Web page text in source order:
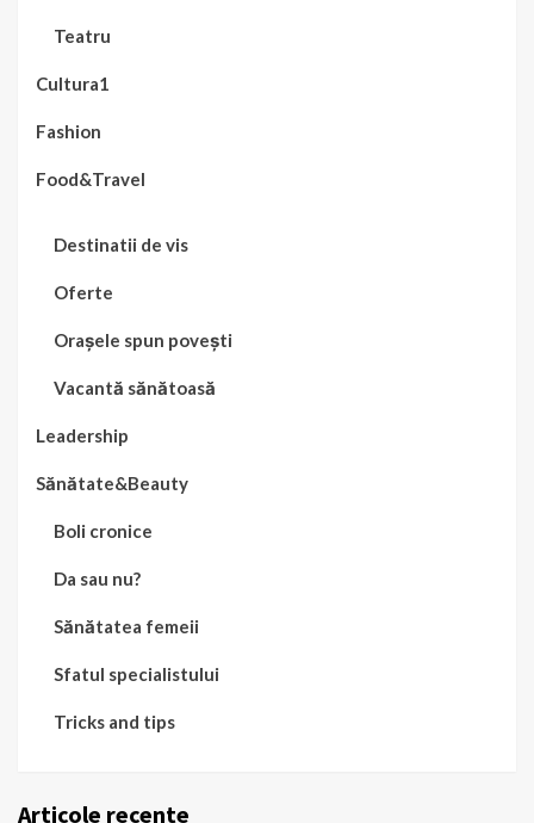
Teatru
Cultura1
Fashion
Food&Travel
Destinatii de vis
Oferte
Orașele spun povești
Vacantă sănătoasă
Leadership
Sănătate&Beauty
Boli cronice
Da sau nu?
Sănătatea femeii
Sfatul specialistului
Tricks and tips
Articole recente